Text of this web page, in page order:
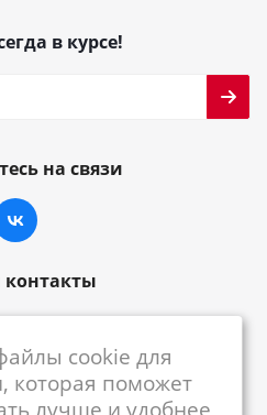
в курсе!
на связи
cookie для
которая поможет
лучше и удобнее